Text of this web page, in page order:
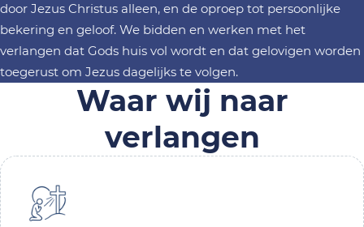
door Jezus Christus alleen, en de oproep tot persoonlijke
bekering en geloof. We bidden en werken met het
verlangen dat Gods huis vol wordt en dat gelovigen worden
toegerust om Jezus dagelijks te volgen.
Waar wij naar
verlangen